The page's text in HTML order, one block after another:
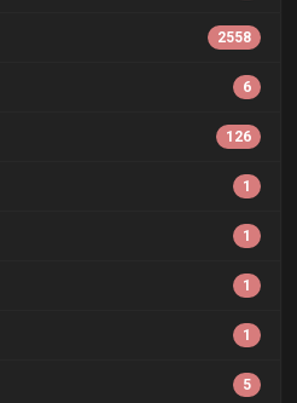
2558
6
126
1
1
1
1
5